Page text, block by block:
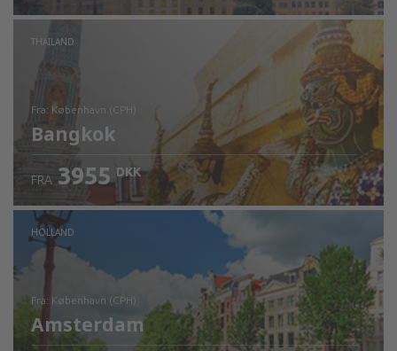
Kontrollér oplysninger
THAILAND
fra: København (CPH)
Bangkok
Kontrollér oplysninger
FRA 3955 DKK
HOLLAND
fra: København (CPH)
Amsterdam